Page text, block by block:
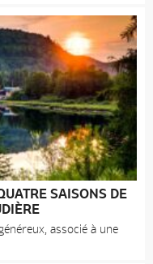
SAISONS DE
associé à une